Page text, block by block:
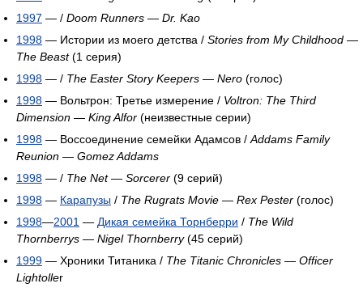
1997 — / Doom Runners — Dr. Kao
1998 — Истории из моего детства / Stories from My Childhood —
The Beast(1 серия)
1998 — / The Easter Story Keepers — Nero (голос)
1998 — Вольтрон: Третье измерение / Voltron: The Third
Dimension — King Alfor (неизвестные серии)
1998 — Воссоединение семейки Адамсов / Addams Family
Reunion — Gomez Addams
1998 — / The Net— Sorcerer (9 серий)
1998 — Карапузы / The Rugrats Movie — Rex Pester (голос)
1998—2001 — Дикая семейка Торнберри / The Wild
Thornberrys — Nigel Thornberry(45 серий)
1999 — Хроники Титаника / The Titanic Chronicles — Officer
Lightoller